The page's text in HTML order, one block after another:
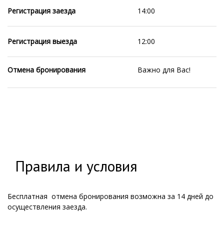
Регистрация заезда 14:00
Регистрация выезда 12:00
Отмена бронирования Важно для Вас!
Правила и условия
Бесплатная отмена бронирования возможна за 14 дней до
осуществления заезда.